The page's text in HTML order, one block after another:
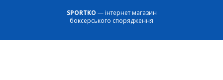
SPORTKO — інтернет магазин
боксерського спорядження